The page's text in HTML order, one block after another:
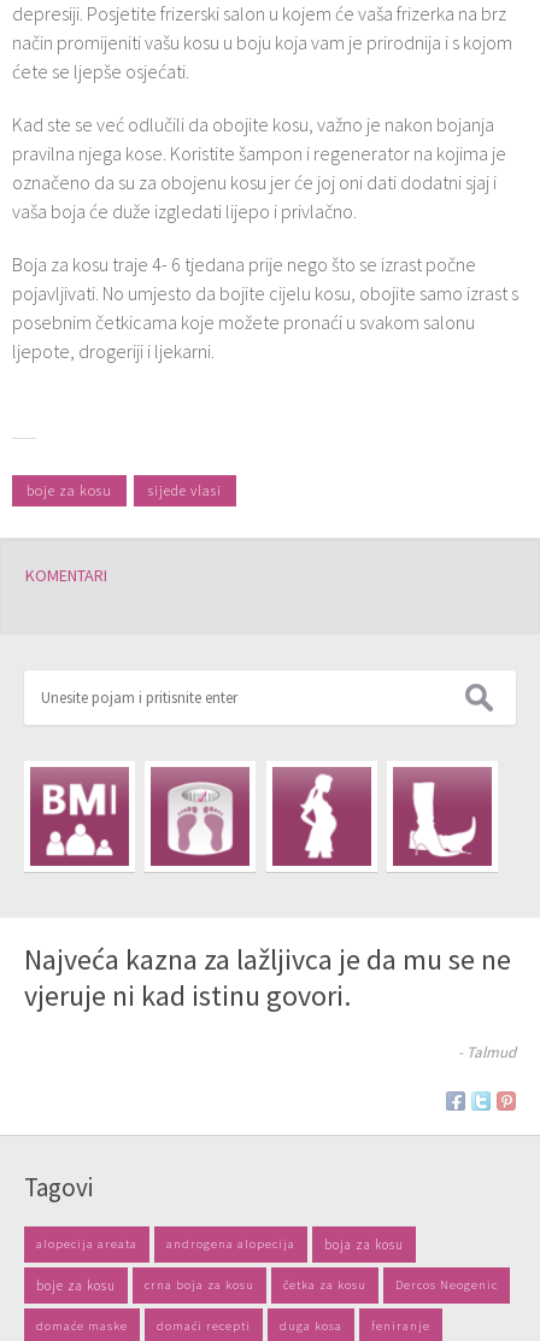
depresiji. Posjetite frizerski salon u kojem će vaša frizerka na brz
način promijeniti vašu kosu u boju koja vam je prirodnija i s kojom
ćete se ljepše osjećati.
Kad ste se već odlučili da obojite kosu, važno je nakon bojanja
pravilna njega kose. Koristite šampon i regenerator na kojima je
označeno da su za obojenu kosu jer će joj oni dati dodatni sjaj i
vaša boja će duže izgledati lijepo i privlačno.
Boja za kosu traje 4- 6 tjedana prije nego što se izrast počne
pojavljivati. No umjesto da bojite cijelu kosu, obojite samo izrast s
posebnim četkicama koje možete pronaći u svakom salonu
ljepote, drogeriji i ljekarni.
boje za kosu sijede vlasi
KOMENTARI
Najveća kazna za lažljivca je da mu se ne
vjeruje ni kad istinu govori.
- Talmud
Tagovi
alopecija areata androgena alopecija boja za kosu
boje za kosu crna boja za kosu četka za kosu Dercos Neogenic
domaće maske domaći recepti duga kosa feniranje